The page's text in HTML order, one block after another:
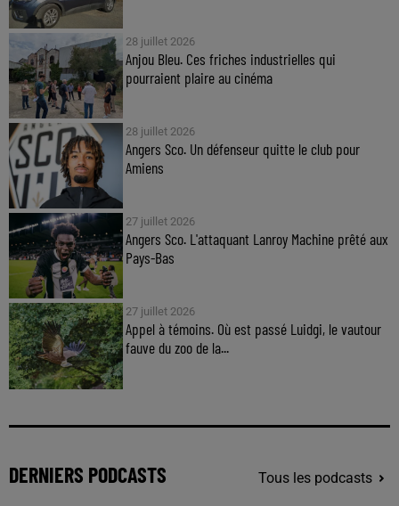
28 juillet 2026
Anjou Bleu. Ces friches industrielles qui
pourraient plaire au cinéma
28 juillet 2026
Angers Sco. Un défenseur quitte le club pour
Amiens
27 juillet 2026
Angers Sco. L'attaquant Lanroy Machine prêté aux
Pays-Bas
27 juillet 2026
Appel à témoins. Où est passé Luidgi, le vautour
fauve du zoo de la...
DERNIERS PODCASTS Tous les podcasts